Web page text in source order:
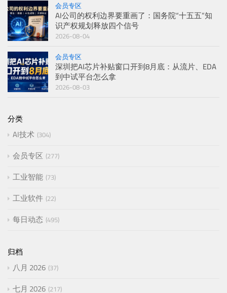
会员专区
AI公司的权利边界要重画了：国务院“十五五”知
识产权规划释放四个信号
2026-08-04
会员专区
深圳把AI芯片补贴窗口开到8月底：从流片、EDA
到中试平台怎么拿
2026-08-03
分类
AI技术 304
会员专区 277
工业智能 73
工业软件 22
每日动态 495
归档
八月 2026 37
七月 2026 217